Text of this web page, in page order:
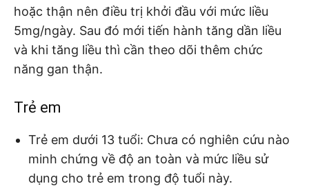
hoặc thận nên điều trị khởi đầu với mức liều
5mg/ngày. Sau đó mới tiến hành tăng dần liều
và khi tăng liều thì cần theo dõi thêm chức
năng gan thận.
Trẻ em
Trẻ em dưới 13 tuổi: Chưa có nghiên cứu nào
minh chứng về độ an toàn và mức liều sử
dụng cho trẻ em trong độ tuổi này.